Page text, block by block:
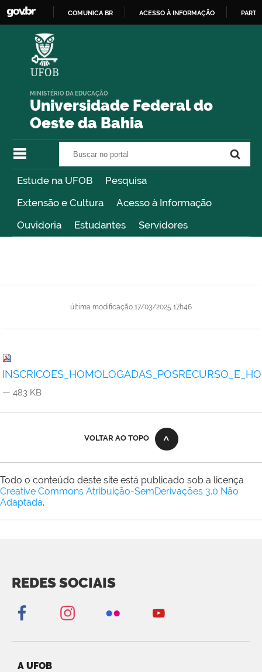
COMUNICA BR ACESSO À INFORMAÇÃO
Universidade Federal do
Oeste da Bahia
MINISTÉRIO DA EDUCAÇÃO
Estude na UFOB
Pesquisa
Extensão e Cultura
Acesso à Informação
Ouvidoria
Estudantes Servidores
última modificação 17/03/2025 17h46
— 483 KB
VOLTAR AO TOPO
Todo o conteúdo deste site está publicado sob a licença
Creative Commons Atribuição-SemDerivações 3.0 Não
Adaptada.
REDES SOCIAIS
A UFOB